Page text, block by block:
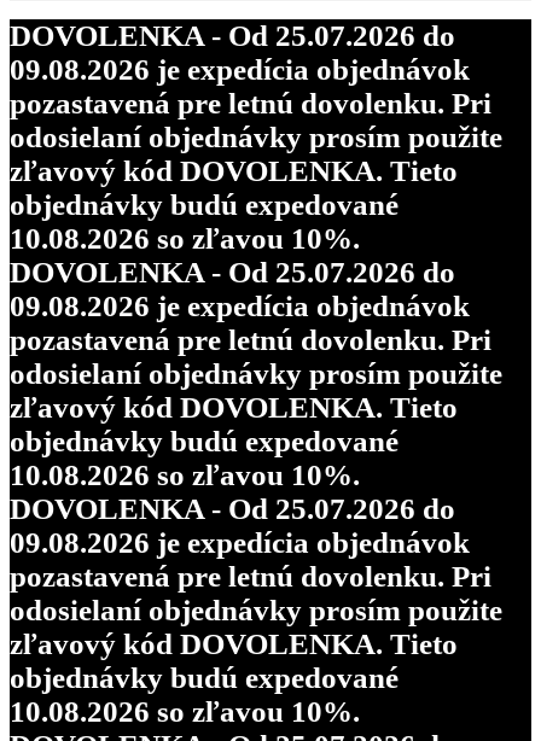
DOVOLENKA - Od 25.07.2026 do
09.08.2026 je expedícia objednávok
pozastavená pre letnú dovolenku. Pri
odosielaní objednávky prosím použite
zľavový kód DOVOLENKA. Tieto
objednávky budú expedované
10.08.2026 so zľavou 10%.
DOVOLENKA - Od 25.07.2026 do
09.08.2026 je expedícia objednávok
pozastavená pre letnú dovolenku. Pri
odosielaní objednávky prosím použite
zľavový kód DOVOLENKA. Tieto
objednávky budú expedované
10.08.2026 so zľavou 10%.
DOVOLENKA - Od 25.07.2026 do
09.08.2026 je expedícia objednávok
pozastavená pre letnú dovolenku. Pri
odosielaní objednávky prosím použite
zľavový kód DOVOLENKA. Tieto
objednávky budú expedované
10.08.2026 so zľavou 10%.